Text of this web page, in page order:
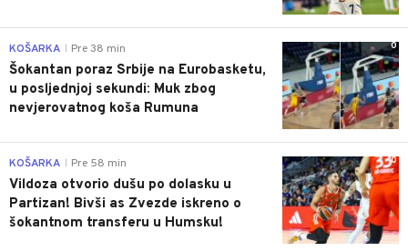
0
KOŠARKA Pre 38 min
Šokantan poraz Srbije na Eurobasketu,
u posljednjoj sekundi: Muk zbog
nevjerovatnog koša Rumuna
0
KOŠARKA Pre 58 min
Vildoza otvorio dušu po dolasku u
Partizan! Bivši as Zvezde iskreno o
šokantnom transferu u Humsku!